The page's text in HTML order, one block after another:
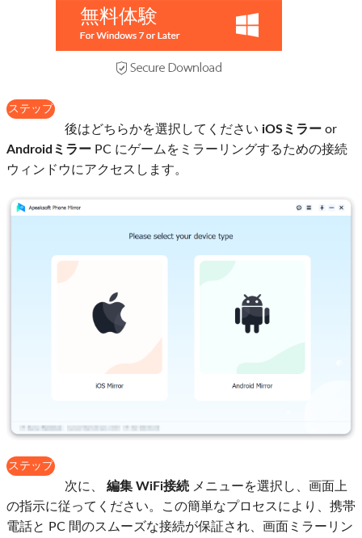
無料体験
ステップ
後はどちらかを選択してください iOSミラー or
Androidミラー PC にゲームをミラーリングするための接続
ウィンドウにアクセスします。
ステップ
次に、 編集 WiFi接続 メニューを選択し、画面上
の指示に従ってください。この簡単なプロセスにより、携帯
電話と PC 間のスムーズな接続が保証され、画面ミラーリン